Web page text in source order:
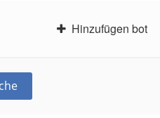
Hinzufügen bot